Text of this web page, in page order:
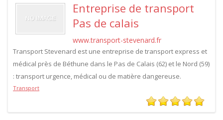
Entreprise de transport
Pas de calais
www.transport-stevenard.fr
Transport Stevenard est une entreprise de transport express et
médical près de Béthune dans le Pas de Calais (62) et le Nord (59)
: transport urgence, médical ou de matière dangereuse.
Transport